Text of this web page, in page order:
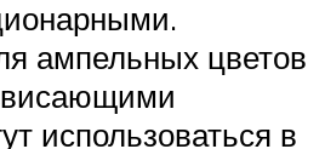
ампельных цветов
использоваться в